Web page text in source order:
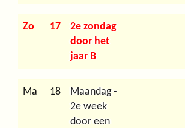
Zo 17
2e zondag
door het
jaar B
Ma 18
Maandag -
2e week
door een